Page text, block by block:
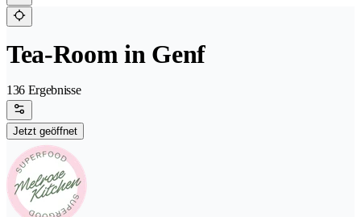
Tea-Room in Genf
136 Ergebnisse
Jetzt geöffnet